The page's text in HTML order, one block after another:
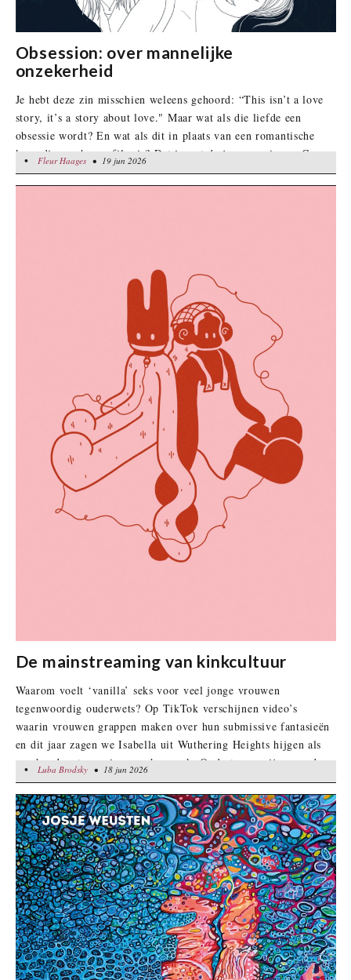
Obsession: over mannelijke
onzekerheid
Je hebt deze zin misschien weleens gehoord: “This isn’t a love
story, it’s a story about love." Maar wat als die liefde een
obsessie wordt? En wat als dit in plaats van een romantische
komedie een horrorfilm is? Dat is wat de jonge regisseur Curry
Barker ook dacht tijdens het schrijven
Fleur Haages• 19 jun 2026
•Fleur Haages • 19 jun 2026
De mainstreaming van kinkcultuur
Waarom voelt ‘vanilla’ seks voor veel jonge vrouwen
tegenwoordig ouderwets? Op TikTok verschijnen video’s
waarin vrouwen grappen maken over hun submissive fantasieën
en dit jaar zagen we Isabella uit Wuthering Heights hijgen als
een hond met een riem om haar nek. Ondertussen zijn woorden
als choking, dom/sub en BDSM allang niet meer beperkt tot
obscure internetfora. Kinkcultuur is mainstream geworden.
Luba Brodsky• 18 jun 2026
•Luba Brodsky • 18 jun 2026